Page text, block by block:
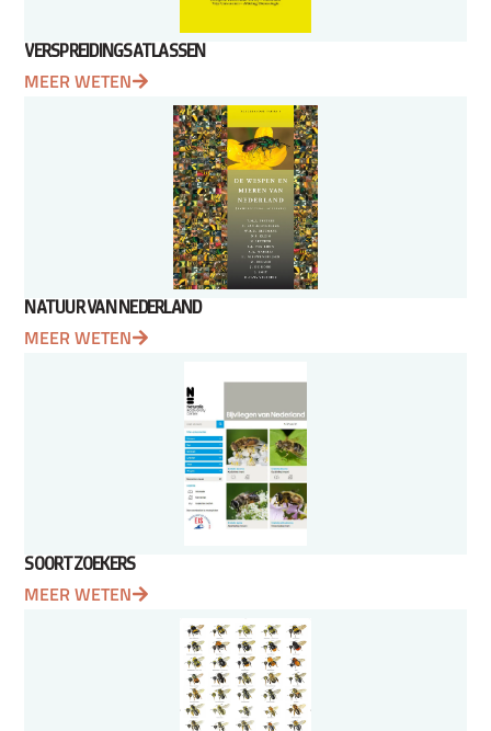
VERSPREIDINGSATLASSEN
MEER WETEN
NATUUR VAN NEDERLAND
MEER WETEN
SOORTZOEKERS
MEER WETEN